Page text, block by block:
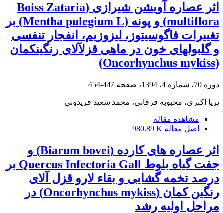
اثر عصاره آویشن شیرازی (Boiss Zataria
multiflora) و پونه (Mentha pulegium L) بر
تغییرات فاگوسیتوز، لیزوزیم، انفجار تنفسی
و گلبولهای خون در ماهی قزلآلای رنگینکمان
(Oncorhynchus mykiss)
دوره 70، شماره 4، 1394، صفحه 447-454
پریا اکبری، محبوبه قرقانی، محمد سعید فریدونی
مشاهده مقاله
اصل مقاله 980.89 K
اثر عصاره های کارده (Biarum bovei) و
جفت گیاه بلوط Quercus Infectoria Gall بر
درصد تخمه گشایی و بقاء لارو قزل آلای
رنگین کمان (Oncorhynchus mykiss) در
مراحل اولیه رشد